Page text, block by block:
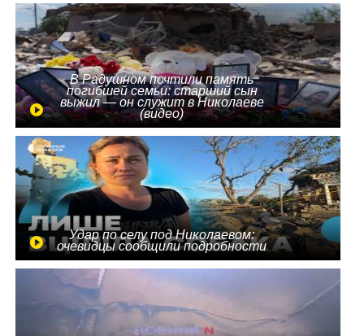
В Радушном почтили память
погибшей семьи: старший сын
выжил — он служит в Николаеве
(видео)
Удар по селу под Николаевом:
очевидцы сообщили подробности